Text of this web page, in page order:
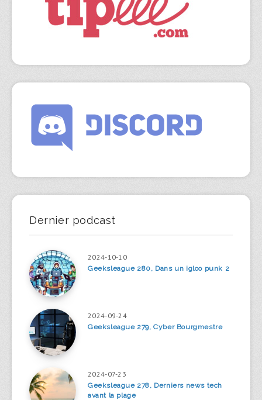
Dernier podcast
2024-10-10
Geeksleague 280, Dans un igloo punk 2
2024-09-24
Geeksleague 279, Cyber Bourgmestre
2024-07-23
Geeksleague 278, Derniers news tech
avant la plage